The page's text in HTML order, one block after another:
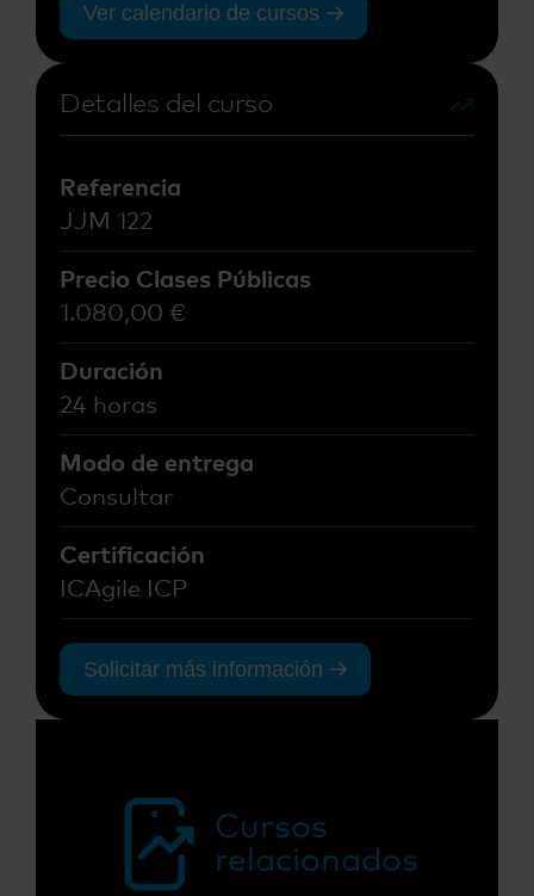
Ver calendario de cursos
Detalles del curso
Referencia
JJM 122
Precio Clases Públicas
1.080,00 €
Duración
24 horas
Modo de entrega
Consultar
Certificación
ICAgile ICP
Solicitar más información
Cursos
relacionados